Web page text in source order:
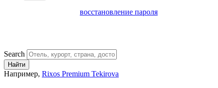
восстановление пароля
Search
Найти
Например, Rixos Premium Tekirova